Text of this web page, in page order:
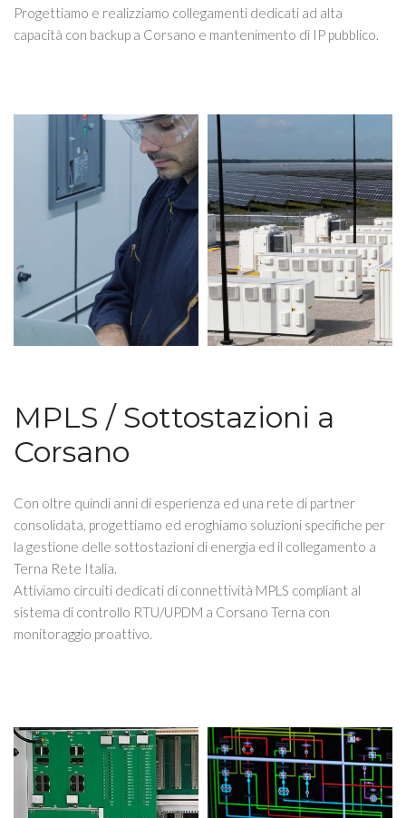
Progettiamo e realizziamo collegamenti dedicati ad alta
capacità con backup a Corsano e mantenimento di IP pubblico.
MPLS / Sottostazioni a
Corsano
Con oltre quindi anni di esperienza ed una rete di partner
consolidata, progettiamo ed eroghiamo soluzioni specifiche per
la gestione delle sottostazioni di energia ed il collegamento a
Terna Rete Italia.
Attiviamo circuiti dedicati di connettività MPLS compliant al
sistema di controllo RTU/UPDM a Corsano Terna con
monitoraggio proattivo.